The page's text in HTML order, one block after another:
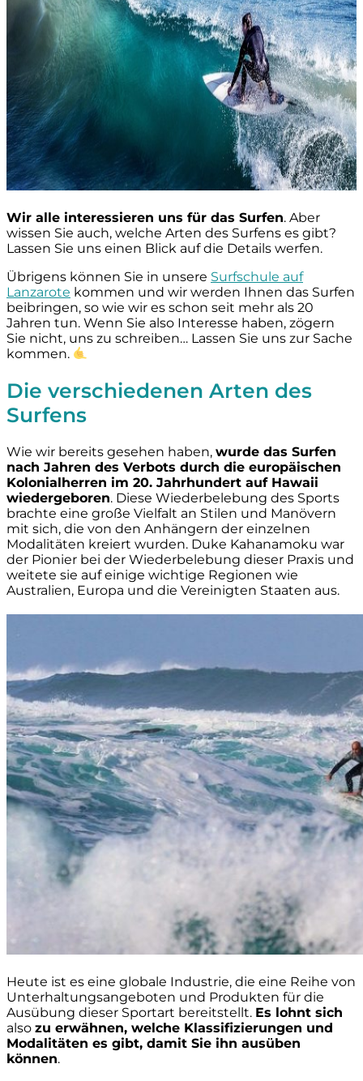
Wir alle interessieren uns für das Surfen. Aber
wissen Sie auch, welche Arten des Surfens es gibt?
Lassen Sie uns einen Blick auf die Details werfen.
Übrigens können Sie in unsere Surfschule auf
Lanzarote kommen und wir werden Ihnen das Surfen
beibringen, so wie wir es schon seit mehr als 20
Jahren tun. Wenn Sie also Interesse haben, zögern
Sie nicht, uns zu schreiben… Lassen Sie uns zur Sache
kommen.
Die verschiedenen Arten des
Surfens
Wie wir bereits gesehen haben, wurde das Surfen
nach Jahren des Verbots durch die europäischen
Kolonialherren im 20. Jahrhundert auf Hawaii
wiedergeboren. Diese Wiederbelebung des Sports
brachte eine große Vielfalt an Stilen und Manövern
mit sich, die von den Anhängern der einzelnen
Modalitäten kreiert wurden. Duke Kahanamoku war
der Pionier bei der Wiederbelebung dieser Praxis und
weitete sie auf einige wichtige Regionen wie
Australien, Europa und die Vereinigten Staaten aus.
Heute ist es eine globale Industrie, die eine Reihe von
Unterhaltungsangeboten und Produkten für die
Ausübung dieser Sportart bereitstellt. Es lohnt sich
also zu erwähnen, welche Klassifizierungen und
Modalitäten es gibt, damit Sie ihn ausüben
können.